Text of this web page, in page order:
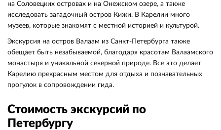
на Соловецких островах и на Онежском озере, а также
исследовать загадочный остров Кижи. В Карелии много
музеев, которые знакомят с местной историей и культурой.
Экскурсия на остров Валаам из Санкт-Петербурга также
обещает быть незабываемой, благодаря красотам Валаамского
монастыря и уникальной северной природе. Все это делает
Карелию прекрасным местом для отдыха и познавательных
прогулок в сопровождении гида.
Стоимость экскурсий по
Петербургу